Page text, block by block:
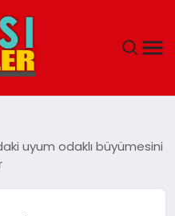
uyum odaklı büyümesini